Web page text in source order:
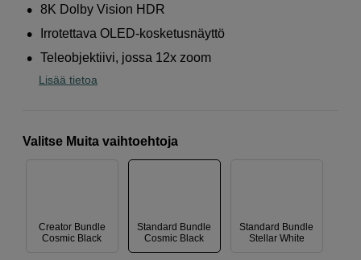
8K Dolby Vision HDR
Irrotettava OLED-kosketusnäyttö
Teleobjektiivi, jossa 12x zoom
Lisää tietoa
Valitse Muita vaihtoehtoja
Creator Bundle
Cosmic Black
Standard Bundle
Cosmic Black
Standard Bundle
Stellar White